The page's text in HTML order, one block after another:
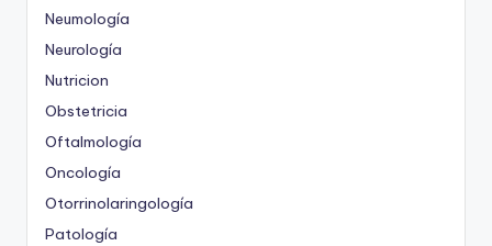
Neumología
Neurología
Nutricion
Obstetricia
Oftalmología
Oncología
Otorrinolaringología
Patología